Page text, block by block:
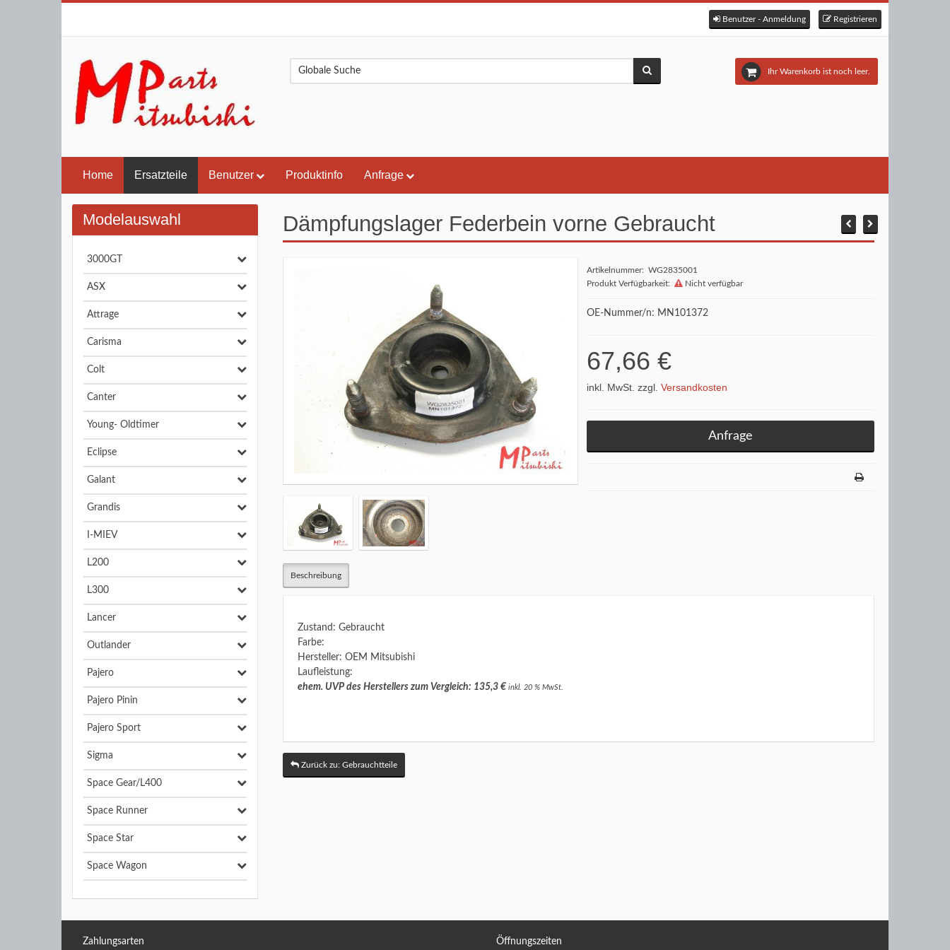
Benutzer - Anmeldung Registrieren
Ihr Warenkorb ist noch leer.
Home Ersatzteile Benutzer Produktinfo Anfrage
Dämpfungslager Federbein vorne Gebraucht
Artikelnummer: WG2835001
Produkt Verfügbarkeit:
Nicht verfügbar
OE-Nummer/n: MN101372
67,66 €
inkl. MwSt. zzgl.Versandkosten
Anfrage
Beschreibung
Zustand: Gebraucht
Farbe:
Hersteller: OEM Mitsubishi
Laufleistung:
ehem. UVP des Herstellers zum Vergleich: 135,3 €inkl. 20 % MwSt.
Zurück zu: Gebrauchtteile
Modelauswahl
3000GT
ASX
Attrage
Carisma
Colt
Canter
Young- Oldtimer
Eclipse
Galant
Grandis
I-MIEV
L200
L300
Lancer
Outlander
Pajero
Pajero Pinin
Pajero Sport
Sigma
Space Gear/L400
Space Runner
Space Star
Space Wagon
Zahlungsarten Öffnungszeiten